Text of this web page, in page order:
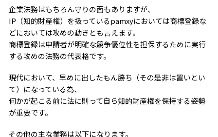
企業法務はもちろん守りの面もありますが、
IP（知的財産権）を扱っているpamxyにおいては商標登録な
どにおいては攻めの動きとも言えます。
商標登録は申請者が明確な競争優位性を担保するために実行
する攻めの法務の代表格です。
現代において、早めに出したもん勝ち（その是非は置いとい
て）になっている為、
何かが起こる前に法に則って自ら知的財産権を保持する姿勢
が重要です。
その他の主な業務は以下になります。